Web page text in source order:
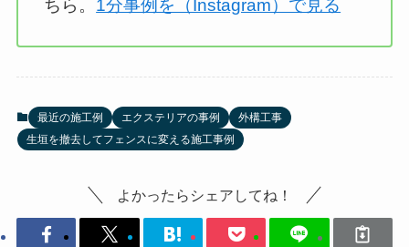
ちら。 1分事例を（Instagram）で見る
最近の施工例 エクステリアの事例
外構工事
生垣を撤去してフェンスに変える施工事例
よかったらシェアしてね！